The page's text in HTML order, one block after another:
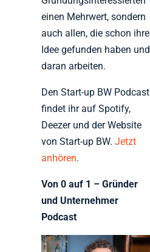
einen Mehrwert, sondern
auch allen, die schon ihre
Idee gefunden haben und
daran arbeiten.
Den Start-up BW Podcast
findet ihr auf Spotify,
Deezer und der Website
von Start-up BW.Jetzt
anhören.
Von 0 auf 1 – Gründer
und Unternehmer
Podcast